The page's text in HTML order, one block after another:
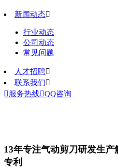
新闻动态
行业动态
公司动态
常见问题
人才招聘
联系我们
 服务热线QQ咨询
13年专注气动剪刀研发生产
专利